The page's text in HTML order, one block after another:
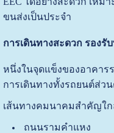
ขนส่งเป็นประจำ
การเดินทางสะดวก รองรั
หนึ่งในจุดแข็งของอาคาร
การเดินทางทั้งรถยนต์ส่ว
เส้นทางคมนาคมสำคัญใก
ถนนรามคำแหง